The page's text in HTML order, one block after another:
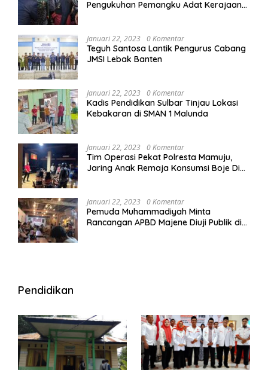
Pengukuhan Pemangku Adat Kerajaan
Januari 22, 2023 0 Komentar
Teguh Santosa Lantik Pengurus Cabang
JMSI Lebak Banten
Januari 22, 2023 0 Komentar
Kadis Pendidikan Sulbar Tinjau Lokasi
Kebakaran di SMAN 1 Malunda
Januari 22, 2023 0 Komentar
Tim Operasi Pekat Polresta Mamuju,
Jaring Anak Remaja Konsumsi Boje Di
Januari 22, 2023 0 Komentar
Pemuda Muhammadiyah Minta
Rancangan APBD Majene Diuji Publik di
Pendidikan